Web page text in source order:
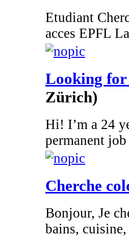
Etudiant
acces EPFL
Looking
Zürich)
Hi! I’m a 24
permanent
Cherche
Bonjour, Je
bains,